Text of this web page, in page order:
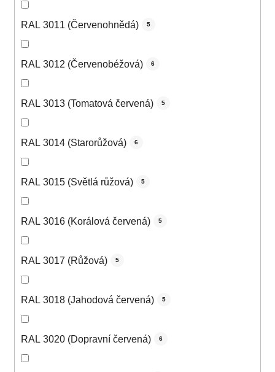
RAL 3011 (Červenohnědá) 5
RAL 3012 (Červenobéžová) 6
RAL 3013 (Tomatová červená) 5
RAL 3014 (Starorůžová) 6
RAL 3015 (Světlá růžová) 5
RAL 3016 (Korálová červená) 5
RAL 3017 (Růžová) 5
RAL 3018 (Jahodová červená) 5
RAL 3020 (Dopravní červená) 6